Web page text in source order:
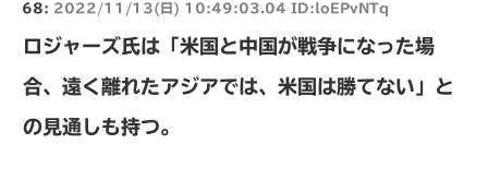
68: 2022/11/13(日) 10:49:03.04 ID:loEPvNTq
ロジャーズ氏は「米国と中国が戦争になった場
合、遠く離れたアジアでは、米国は勝てない」と
の見通しも持つ。